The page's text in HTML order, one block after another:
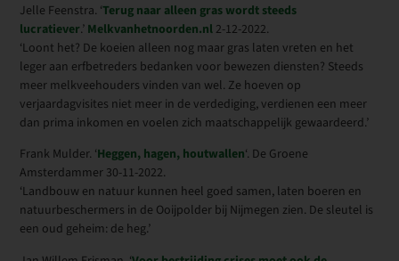
Jelle Feenstra. ‘Terug naar alleen gras wordt steeds
lucratiever.’ Melkvanhetnoorden.nl 2-12-2022.
‘Loont het? De koeien alleen nog maar gras laten vreten en het
leger aan erfbetreders bedanken voor bewezen diensten? Steeds
meer melkveehouders vinden van wel. Ze hoeven op
verjaardagvisites niet meer in de verdediging, verdienen een meer
dan prima inkomen en voelen zich maatschappelijk gewaardeerd.’
Frank Mulder. ‘Heggen, hagen, houtwallen‘. De Groene
Amsterdammer 30-11-2022.
‘Landbouw en natuur kunnen heel goed samen, laten boeren en
natuurbeschermers in de Ooijpolder bij Nijmegen zien. De sleutel is
een oud geheim: de heg.’